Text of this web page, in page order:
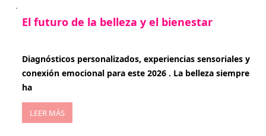
El futuro de la belleza y el bienestar
Diagnósticos personalizados, experiencias sensoriales y
conexión emocional para este 2026 . La belleza siempre
ha
LEER MÁS